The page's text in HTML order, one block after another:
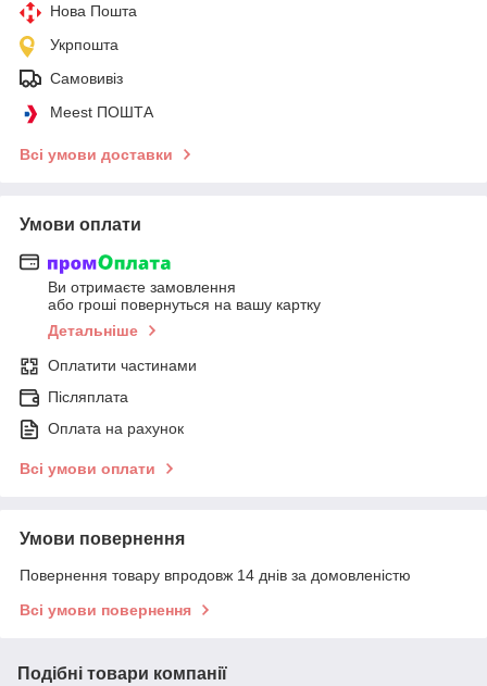
Нова Пошта
Укрпошта
Самовивіз
Meest ПОШТА
Всі умови доставки
Умови оплати
Ви отримаєте замовлення
або гроші повернуться на вашу картку
Детальніше
Оплатити частинами
Післяплата
Оплата на рахунок
Всі умови оплати
Умови повернення
Повернення товару впродовж 14 днів за домовленістю
Всі умови повернення
Подібні товари компанії